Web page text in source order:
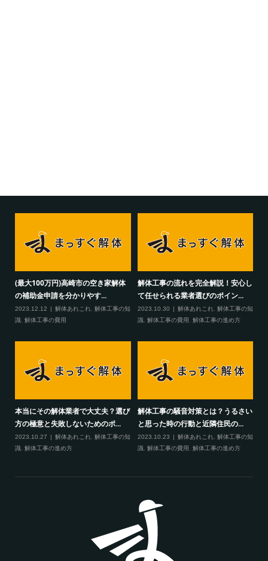
(最大100万円)高崎市の空き家解体
の補助金申請を分かりやす...
2023.12.12 解体あれこれ
解体工事の知
識
解体工事の費用
解体工事の流れを完全解説！安心し
て任せられる業者選びのポイン...
2023.10.30 解体あれこれ
解体工事の知
識
解体工事の費用 解体工事の進め方
本当にその解体業者で大丈夫？選び
方の極意と失敗しないためのポ...
2023.10.27 解体あれこれ
解体工事の知
識
解体工事の進め方
解体工事の騒音対策とは？うるさい
と思った時の行動と近隣住民の...
2023.10.23 解体あれこれ
解体工事の知
識
解体工事の費用 解体工事の進め方